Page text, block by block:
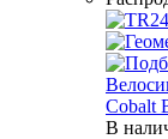
Cobalt
В